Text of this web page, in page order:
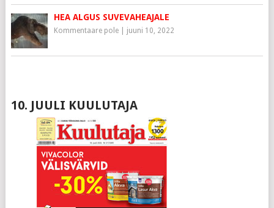
HEA ALGUS SUVEVAHEAJALE
Kommentaare pole| juuni 10, 2022
10. JUULI KUULUTAJA